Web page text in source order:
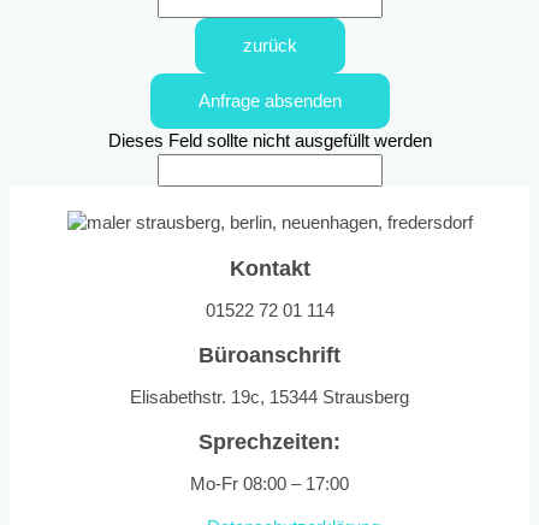
zurück
Anfrage absenden
Dieses Feld sollte nicht ausgefüllt werden
Kontakt
01522 72 01 114
Büroanschrift
Elisabethstr. 19c, 15344 Strausberg
Sprechzeiten:
Mo-Fr 08:00 – 17:00